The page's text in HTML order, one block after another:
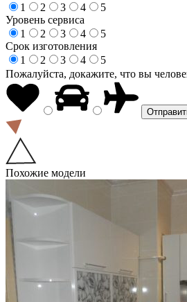
1
2 3 4
5
Уровень сервиса
1
2 3 4
5
Срок изготовления
1
2 3 4
5
Пожалуйста, докажите, что вы
Похожие модели